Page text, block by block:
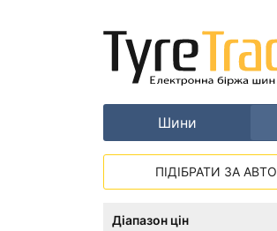
Шини
ПІДІБРАТИ ЗА АВТО
Діапазон цін